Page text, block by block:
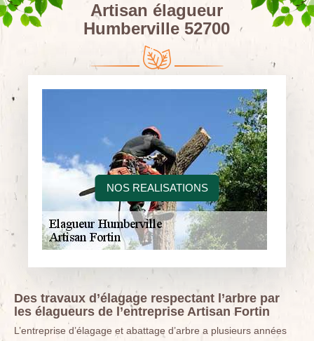
NOS REALISATIONS
Artisan élagueur
Humberville 52700
Des travaux d’élagage respectant l’arbre par
les élagueurs de l’entreprise Artisan Fortin
L’entreprise d’élagage et abattage d’arbre a plusieurs années